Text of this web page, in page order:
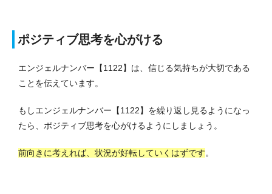
ポジティブ思考を心がける
エンジェルナンバー【1122】は、信じる気持ちが大切である
ことを伝えています。
もしエンジェルナンバー【1122】を繰り返し見るようになっ
たら、ポジティブ思考を心がけるようにしましょう。
前向きに考えれば、状況が好転していくはずです。